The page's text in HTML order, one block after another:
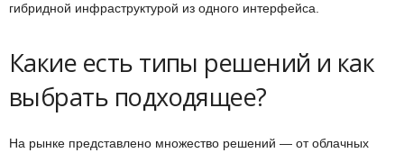
гибридной инфраструктурой из одного интерфейса.
Какие есть типы решений и как
выбрать подходящее?
На рынке представлено множество решений — от облачных